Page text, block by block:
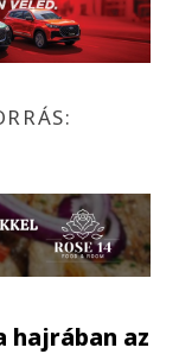
hajrában az